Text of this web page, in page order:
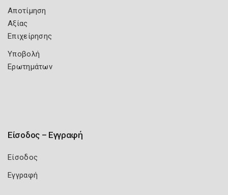
Αποτίμηση
Αξίας
Επιχείρησης
Υποβολή
Ερωτημάτων
Είσοδος – Εγγραφή
Είσοδος
Εγγραφή